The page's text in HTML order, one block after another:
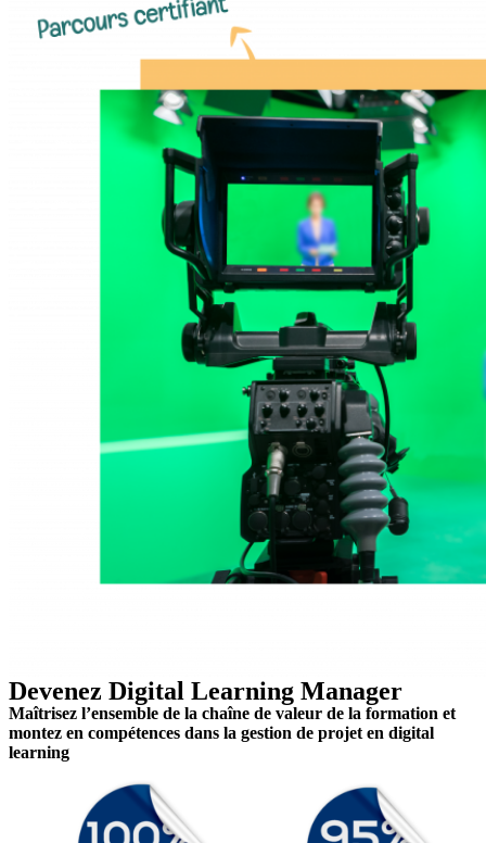
Devenez Digital Learning Manager
Maîtrisez l’ensemble de la chaîne de valeur de la formation et
montez en compétences dans la gestion de projet en digital
learning